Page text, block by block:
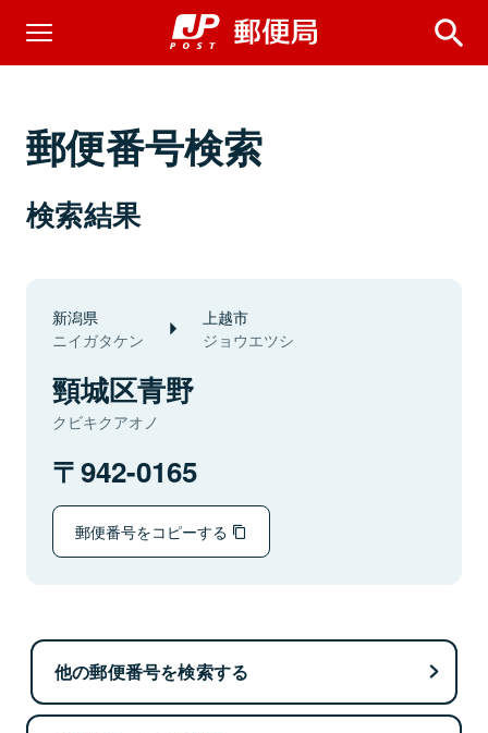
郵便番号検索
検索結果
新潟県
ニイガタケン
上越市
ジョウエツシ
頸城区青野
クビキクアオノ
942-0165
郵便番号をコピーする
他の郵便番号を検索する